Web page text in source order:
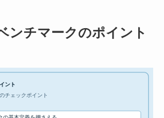
ンチマークのポイント
ント
チェックポイント